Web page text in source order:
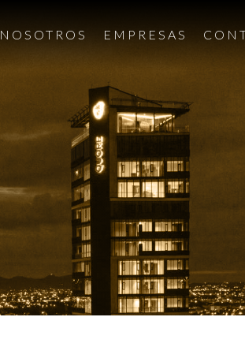
NOSOTROS EMPRESAS